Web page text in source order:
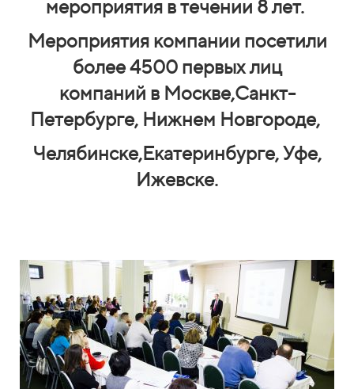
мероприятия в течении 8 лет.
Мероприятия компании посетили
более 4500 первых лиц
компаний в Москве,Санкт-
Петербурге, Нижнем Новгороде,
Челябинске,Екатеринбурге, Уфе,
Ижевске.